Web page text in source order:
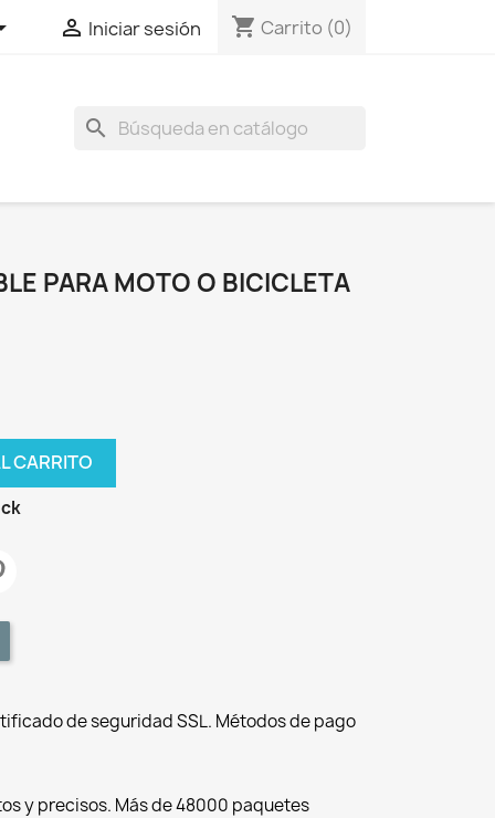
 Iniciar sesión shopping_cart Carrito (0)
search
PARA MOTO O BICICLETA
CARRITO
de seguridad SSL. Métodos de pago
y precisos. Más de 48000 paquetes